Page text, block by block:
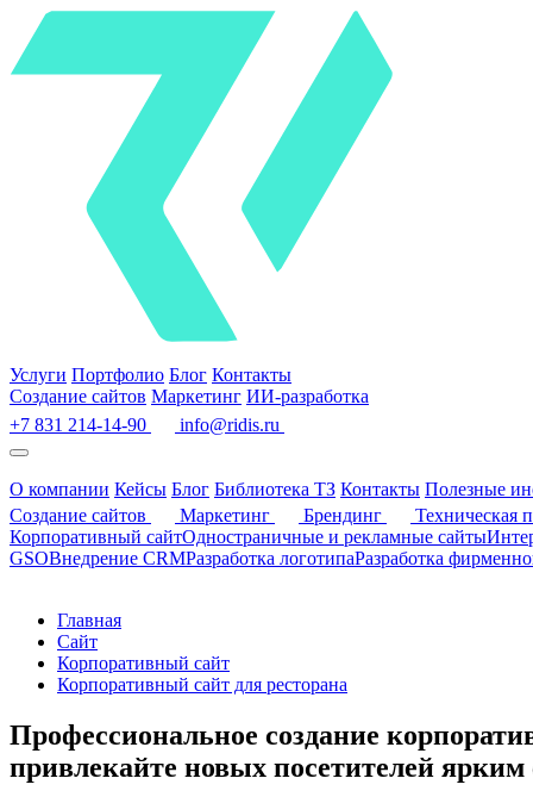
Услуги Портфолио Блог Контакты
Создание сайтов Маркетинг ИИ-разработка
+7 831 214-14-90
info@ridis.ru
О компании Кейсы Блог Библиотека ТЗ Контакты Полезные
Создание сайтов
Маркетинг Брендинг
Техническая
Корпоративный сайтОдностраничные и рекламные сайты
GSOВнедрение CRMРазработка логотипаРазработка
Главная
Сайт
Корпоративный сайт
Корпоративный сайт для ресторана
Профессиональное создание
привлекайте новых посетителей ярким